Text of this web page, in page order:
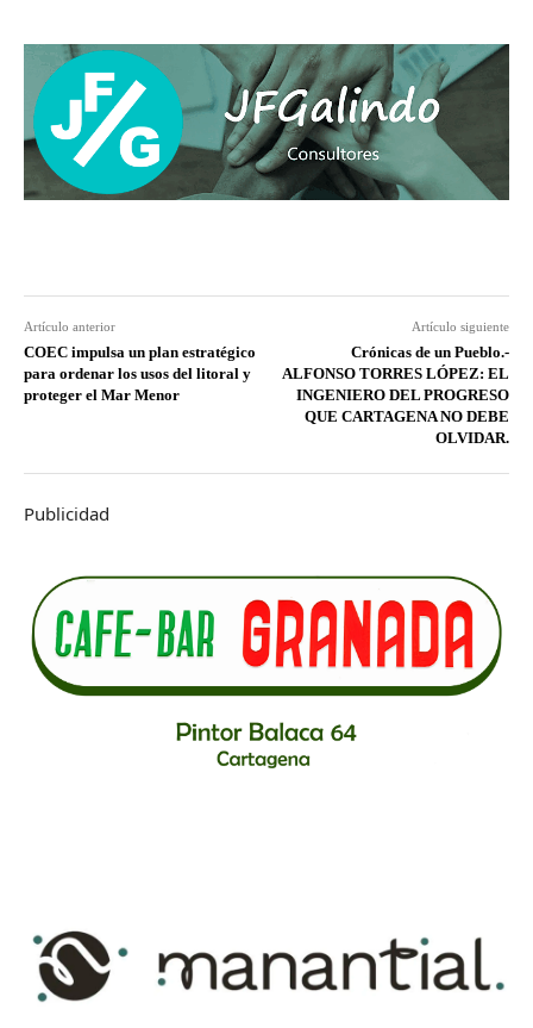
Artículo anterior
COEC impulsa un plan estratégico
para ordenar los usos del litoral y
proteger el Mar Menor
Artículo siguiente
Crónicas de un Pueblo.-
ALFONSO TORRES LÓPEZ: EL
INGENIERO DEL PROGRESO
QUE CARTAGENA NO DEBE
OLVIDAR.
Publicidad